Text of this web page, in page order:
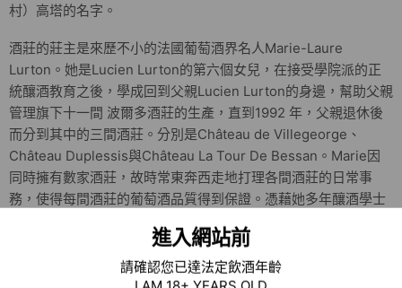
進入網站前
請確認您已達法定飲酒年齡
村）高塔的名字。
酒莊的莊主是來歷不小的法國葡萄酒界名人Marie-Laure
Lurton。她是Lucien Lurton的第六個女兒，在接受學院派的正
統釀酒教育之後，學成回到父親Lucien Lurton的身邊，幫助父親
管理旗下十一間 波爾多酒莊的生產，直到1992 年，父親退休後
而分到其中的三間酒莊。分別是Château de Villegeorge、
Château Duplessis與Château La Tour De Bessan。Marie因
同時擁有數家酒莊，故時常東奔西走地打理各間酒莊的日常事
務，使得每間酒莊的葡萄酒品質得到保證。憑藉她多年釀酒學士
得每間酒莊的葡萄酒品質得到保證，令三個酒莊都能同時入選
Cru Bourgeois中級酒莊評級之中，可想而知她實力非凡。